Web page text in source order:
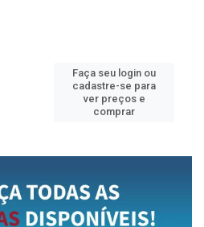
Faça seu login ou
cadastre-se para
ver preços e
comprar